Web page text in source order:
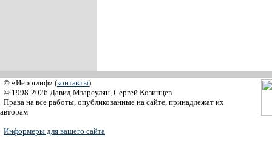
© «Иероглиф» (контакты)
© 1998-2026 Давид Мзареулян, Сергей Козинцев
Права на все работы, опубликованные на сайте, принадлежат их
авторам
Информеры для вашего сайта